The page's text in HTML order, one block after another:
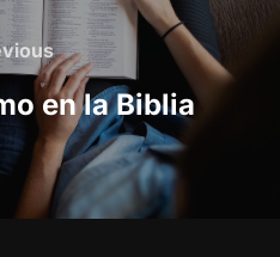
Previous
en la Biblia